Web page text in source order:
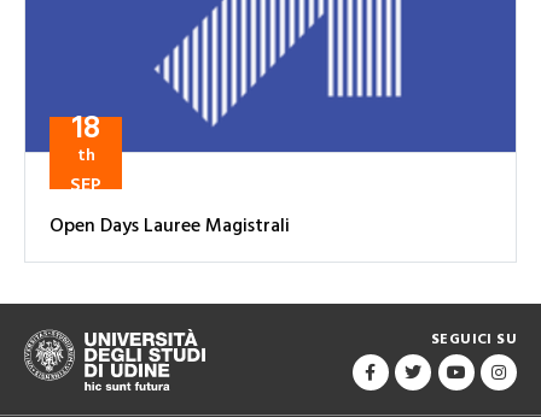
18
th
SEP
Open Days Lauree Magistrali
SEGUICI SU